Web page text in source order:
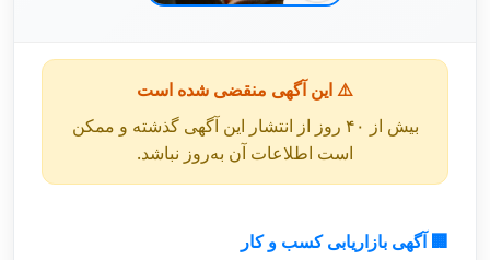
⚠️ این آگهی منقضی شده است
بیش از ۴۰ روز از انتشار این آگهی گذشته و ممکن
است اطلاعات آن به‌روز نباشد.
🏢 آگهی بازاریابی کسب و کار